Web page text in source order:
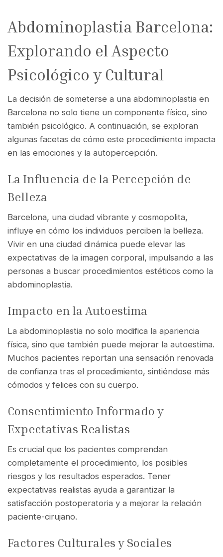
Abdominoplastia Barcelona:
Explorando el Aspecto
Psicológico y Cultural
La decisión de someterse a una abdominoplastia en
Barcelona no solo tiene un componente físico, sino
también psicológico. A continuación, se exploran
algunas facetas de cómo este procedimiento impacta
en las emociones y la autopercepción.
La Influencia de la Percepción de
Belleza
Barcelona, una ciudad vibrante y cosmopolita,
influye en cómo los individuos perciben la belleza.
Vivir en una ciudad dinámica puede elevar las
expectativas de la imagen corporal, impulsando a las
personas a buscar procedimientos estéticos como la
abdominoplastia.
Impacto en la Autoestima
La abdominoplastia no solo modifica la apariencia
física, sino que también puede mejorar la autoestima.
Muchos pacientes reportan una sensación renovada
de confianza tras el procedimiento, sintiéndose más
cómodos y felices con su cuerpo.
Consentimiento Informado y
Expectativas Realistas
Es crucial que los pacientes comprendan
completamente el procedimiento, los posibles
riesgos y los resultados esperados. Tener
expectativas realistas ayuda a garantizar la
satisfacción postoperatoria y a mejorar la relación
paciente-cirujano.
Factores Culturales y Sociales